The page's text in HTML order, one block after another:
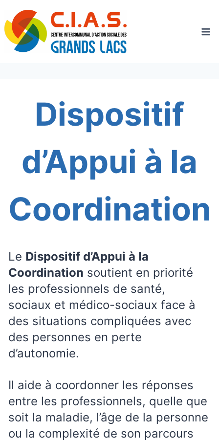
Aller
au
contenu
Dispositif
d’Appui à la
Coordination
Le Dispositif d’Appui à la
Coordination soutient en priorité
les professionnels de santé,
sociaux et médico-sociaux face à
des situations compliquées avec
des personnes en perte
d’autonomie.
Il aide à coordonner les réponses
entre les professionnels, quelle que
soit la maladie, l’âge de la personne
ou la complexité de son parcours